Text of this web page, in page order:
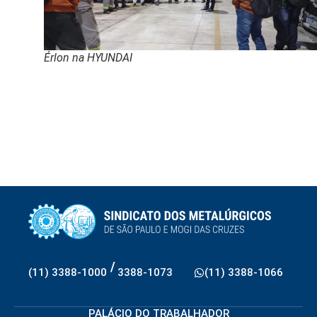
Érlon na HYUNDAI
(11) 3388-1000 / 3388-1073 (11) 3388-1066
PALÁCIO DO TRABALHADOR